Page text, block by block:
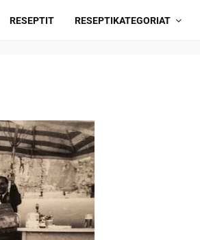
RESEPTIT RESEPTIKATEGORIAT